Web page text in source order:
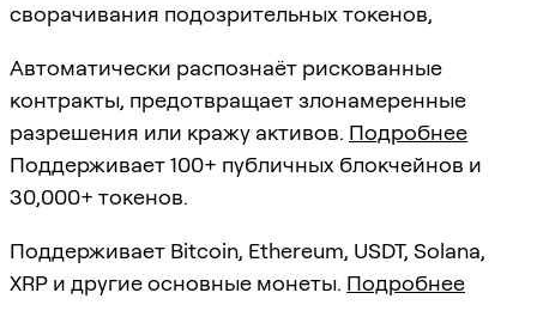
сворачивания подозрительных токенов,
Автоматически распознаёт рискованные
контракты, предотвращает злонамеренные
разрешения или кражу активов. Подробнее
Поддерживает 100+ публичных блокчейнов и
30,000+ токенов.
Поддерживает Bitcoin, Ethereum, USDT, Solana,
XRP и другие основные монеты. Подробнее